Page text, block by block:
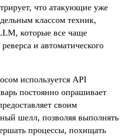
что атакующие уже
классом техник,
которые все чаще
и автоматического
используется API
постоянно опрашивает
своим
шелл, позволяя выполнять
процессы, похищать